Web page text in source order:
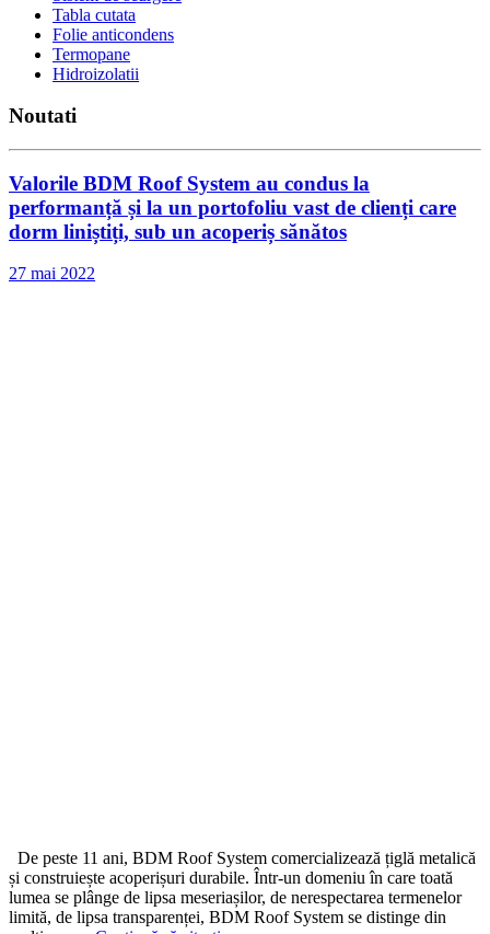
Tabla cutata
Folie anticondens
Termopane
Hidroizolatii
Noutati
Valorile BDM Roof System au condus la
performanță și la un portofoliu vast de clienți care
dorm liniștiți, sub un acoperiș sănătos
27 mai 2022
De peste 11 ani, BDM Roof System comercializează țiglă metalică
și construiește acoperișuri durabile. Într-un domeniu în care toată
lumea se plânge de lipsa meseriașilor, de nerespectarea termenelor
limită, de lipsa transparenței, BDM Roof System se distinge din